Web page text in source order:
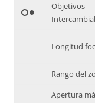
hdr_weak
Objetivos
Longitud
Rango del
Apertura